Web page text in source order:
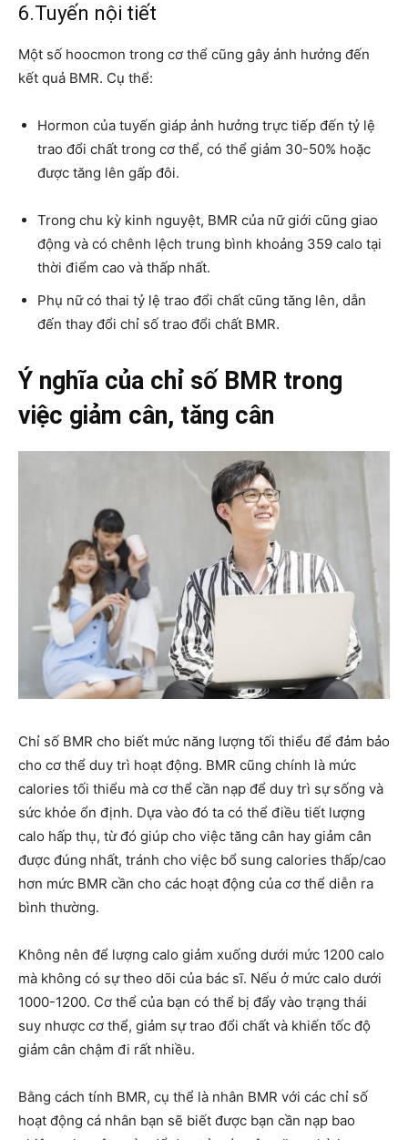
6.Tuyến nội tiết
Một số hoocmon trong cơ thể cũng gây ảnh hưởng đến
kết quả BMR. Cụ thể:
Hormon của tuyến giáp ảnh hưởng trực tiếp đến tỷ lệ
trao đổi chất trong cơ thể, có thể giảm 30-50% hoặc
được tăng lên gấp đôi.
Trong chu kỳ kinh nguyệt, BMR của nữ giới cũng giao
động và có chênh lệch trung bình khoảng 359 calo tại
thời điểm cao và thấp nhất.
Phụ nữ có thai tỷ lệ trao đổi chất cũng tăng lên, dẫn
đến thay đổi chỉ số trao đổi chất BMR.
Ý nghĩa của chỉ số BMR trong
việc giảm cân, tăng cân
Chỉ số BMR cho biết mức năng lượng tối thiểu để đảm bảo
cho cơ thể duy trì hoạt động. BMR cũng chính là mức
calories tối thiểu mà cơ thể cần nạp để duy trì sự sống và
sức khỏe ổn định. Dựa vào đó ta có thể điều tiết lượng
calo hấp thụ, từ đó giúp cho việc tăng cân hay giảm cân
được đúng nhất, tránh cho việc bổ sung calories thấp/cao
hơn mức BMR cần cho các hoạt động của cơ thể diễn ra
bình thường.
Không nên để lượng calo giảm xuống dưới mức 1200 calo
mà không có sự theo dõi của bác sĩ. Nếu ở mức calo dưới
1000-1200. Cơ thể của bạn có thể bị đẩy vào trạng thái
suy nhược cơ thể, giảm sự trao đổi chất và khiến tốc độ
giảm cân chậm đi rất nhiều.
Bằng cách tính BMR, cụ thể là nhân BMR với các chỉ số
hoạt động cá nhân bạn sẽ biết được bạn cần nạp bao